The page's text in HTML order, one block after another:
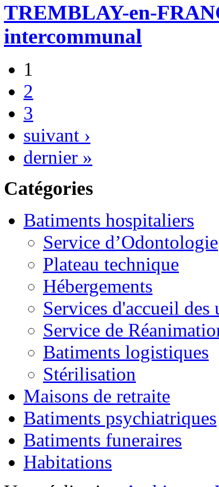
TREMBLAY-en-
intercommunal
1
2
3
suivant ›
dernier »
Catégories
Batiments hospitaliers
Service d’Odontologie
Plateau technique
Hébergements
Services d'accueil des
Service de
Batiments logistiques
Stérilisation
Maisons de retraite
Batiments psychiatriques
Batiments funeraires
Habitations